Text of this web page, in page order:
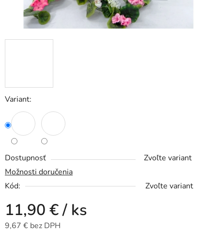
Variant:
Dostupnosť
Zvoľte variant
Možnosti doručenia
Kód:
Zvoľte variant
11,90 €/ ks
9,67 € bez DPH